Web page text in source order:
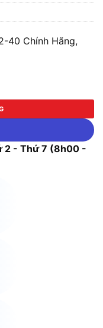
40 Chính Hãng,
số lượng
2 - Thứ 7 (8h00 -